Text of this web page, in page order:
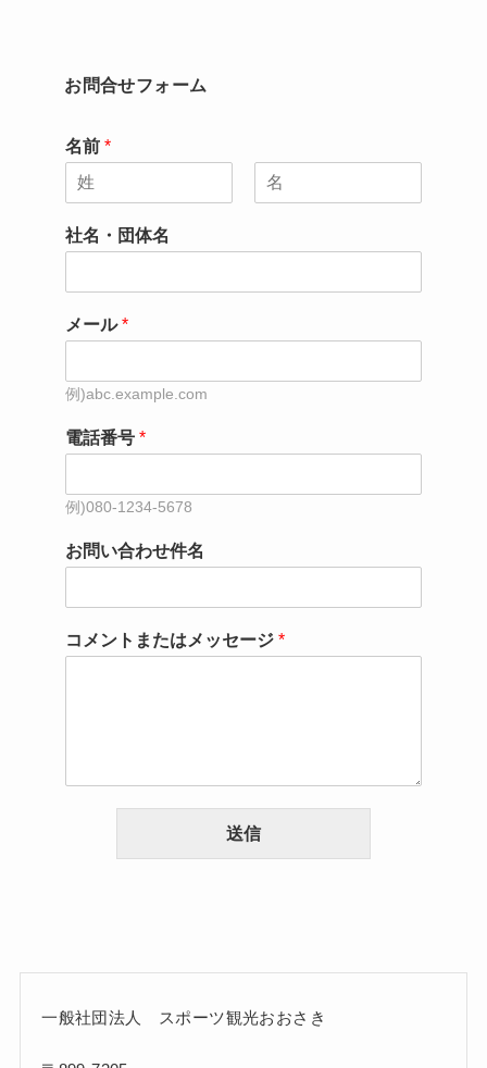
お問合せフォーム
名前*
社名・団体名
メール*
電話番号*
お問い合わせ件名
コメントまたはメッセージ*
送信
一般社団法人 スポーツ観光おおさき